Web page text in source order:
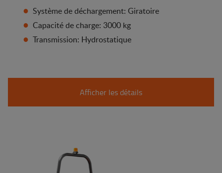
Système de déchargement: Giratoire
Capacité de charge: 3000 kg
Transmission: Hydrostatique
Afficher les détails